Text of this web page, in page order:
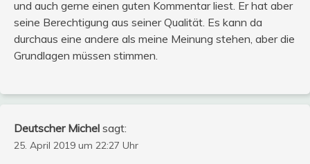
und auch gerne einen guten Kommentar liest. Er hat aber
seine Berechtigung aus seiner Qualität. Es kann da
durchaus eine andere als meine Meinung stehen, aber die
Grundlagen müssen stimmen.
Deutscher Michel sagt:
25. April 2019 um 22:27 Uhr